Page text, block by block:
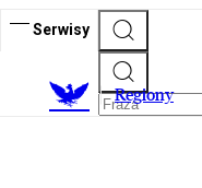
Serwisy
Regiony